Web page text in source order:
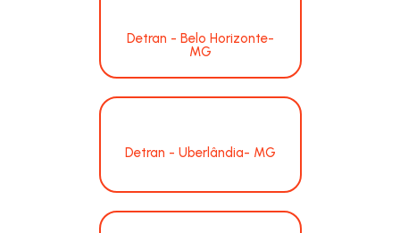
Detran - Belo Horizonte-
MG
Detran - Uberlândia- MG